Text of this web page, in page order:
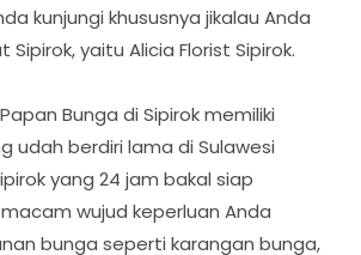
kunjungi khususnya jikalau Anda
yaitu Alicia Florist Sipirok.
Bunga di Sipirok memiliki
udah berdiri lama di Sulawesi
yang 24 jam bakal siap
wujud keperluan Anda
bunga seperti karangan bunga,